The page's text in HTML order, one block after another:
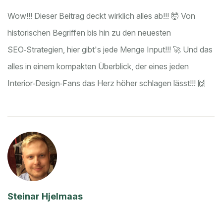
Wow!!! Dieser Beitrag deckt wirklich alles ab!!! 🤯 Von
historischen Begriffen bis hin zu den neuesten
SEO‑Strategien, hier gibt's jede Menge Input!!! 🚀 Und das
alles in einem kompakten Überblick, der eines jeden
Interior‑Design‑Fans das Herz höher schlagen lässt!!! 🙌
Steinar Hjelmaas